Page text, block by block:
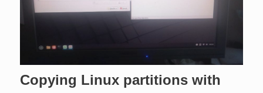
Copying Linux partitions with